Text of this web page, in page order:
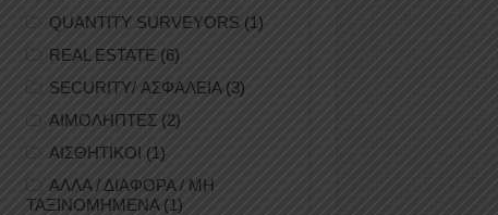
QUANTITY SURVEYORS (1)
REAL ESTATE (6)
SECURITY/ ΑΣΦΑΛΕΙΑ(3)
ΑΙΜΟΛΗΠΤΕΣ (2)
ΑΙΣΘΗΤΙΚΟΙ (1)
ΑΛΛΑ / ΔΙΑΦΟΡΑ / ΜΗ
ΤΑΞΙΝΟΜΗΜΕΝΑ(1)